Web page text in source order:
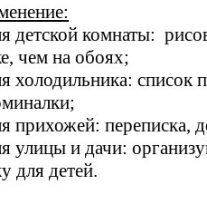
детской комнаты:
чем на обоях;
холодильника: список
прихожей: переписка,
улицы и дачи:
для детей.